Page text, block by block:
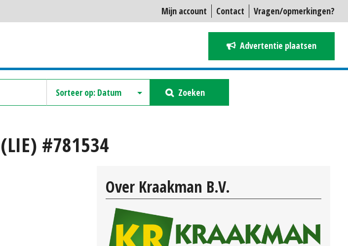
Mijn account Contact Vragen/opmerkingen?
Advertentie plaatsen
Zoeken
#781534
Over Kraakman B.V.